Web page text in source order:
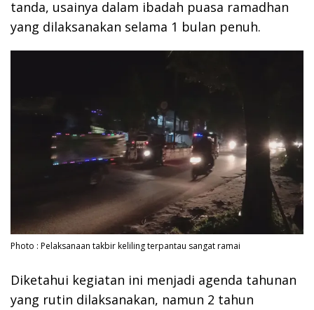
tanda, usainya dalam ibadah puasa ramadhan
yang dilaksanakan selama 1 bulan penuh.
Photo : Pelaksanaan takbir keliling terpantau sangat ramai
Diketahui kegiatan ini menjadi agenda tahunan
yang rutin dilaksanakan, namun 2 tahun